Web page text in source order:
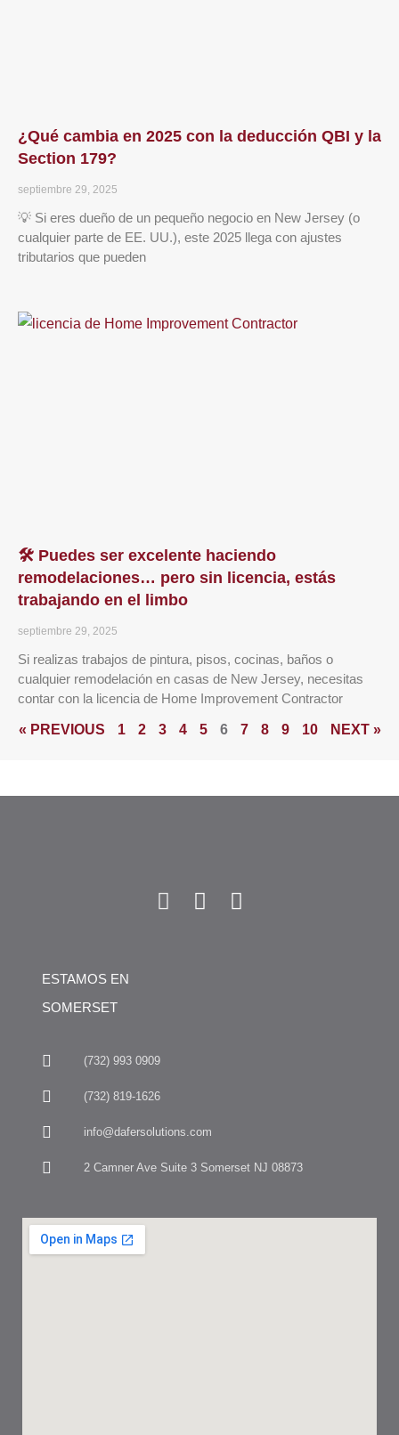
¿Qué cambia en 2025 con la deducción QBI y la
Section 179?
septiembre 29, 2025
💡 Si eres dueño de un pequeño negocio en New Jersey (o
cualquier parte de EE. UU.), este 2025 llega con ajustes
tributarios que pueden
🛠️ Puedes ser excelente haciendo
remodelaciones… pero sin licencia, estás
trabajando en el limbo
septiembre 29, 2025
Si realizas trabajos de pintura, pisos, cocinas, baños o
cualquier remodelación en casas de New Jersey, necesitas
contar con la licencia de Home Improvement Contractor
« PREVIOUS 1 2 3 4 5 6 7 8 9 10 NEXT »
ESTAMOS EN
SOMERSET
(732) 993 0909
(732) 819-1626
info@dafersolutions.com
2 Camner Ave Suite 3 Somerset NJ 08873